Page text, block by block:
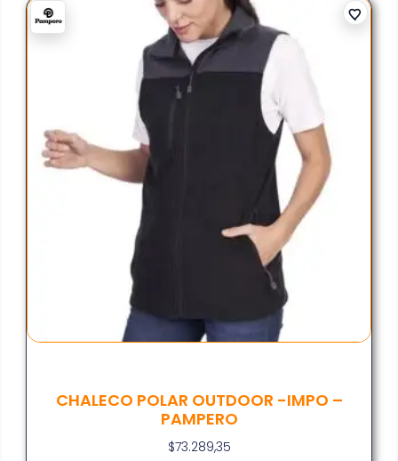
CHALECO POLAR OUTDOOR -IMPO –
PAMPERO
$73.289,35